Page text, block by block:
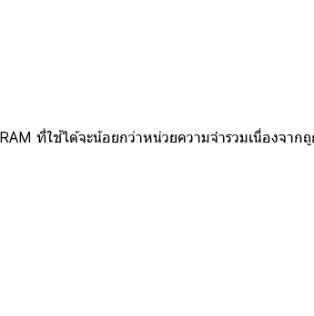
ที่ใช้ได้จะน้อยกว่าหน่วยความจำรวมเนื่องจาก